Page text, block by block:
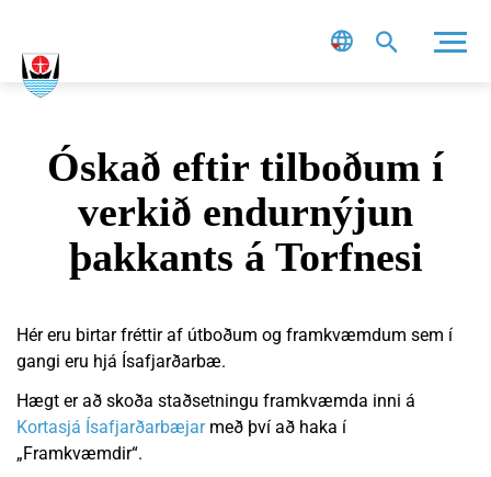
Óskað eftir tilboðum í
verkið endurnýjun
þakkants á Torfnesi
Hér eru birtar fréttir af útboðum og framkvæmdum sem í
gangi eru hjá Ísafjarðarbæ.
Hægt er að skoða staðsetningu framkvæmda inni á
Kortasjá Ísafjarðarbæjarmeð því að haka í
„Framkvæmdir“.